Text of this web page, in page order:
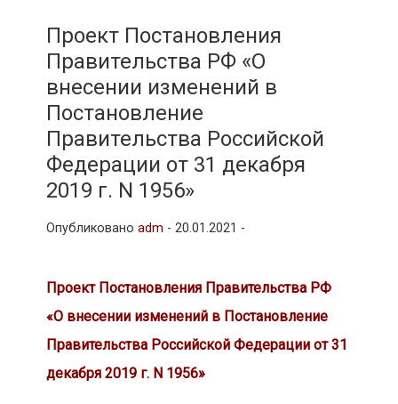
и
рубрики
Проект Постановления
Правительства РФ «О
внесении изменений в
Постановление
Правительства Российской
Федерации от 31 декабря
2019 г. N 1956»
Опубликовано adm - 20.01.2021 -
Проект Постановления Правительства РФ
«О внесении изменений в Постановление
Правительства Российской Федерации от 31
декабря 2019 г. N 1956»